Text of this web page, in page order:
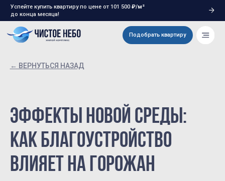
Успейте купить квартиру по цене от 101 500₽/м²
до конца месяца!
Эффекты новой среды:
как благоустройство
влияет на горожан